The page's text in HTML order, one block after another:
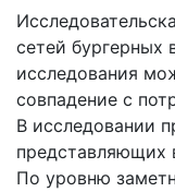
сетей бургерных
исследования
совпадение с
В исследовании
представляющих
По уровню